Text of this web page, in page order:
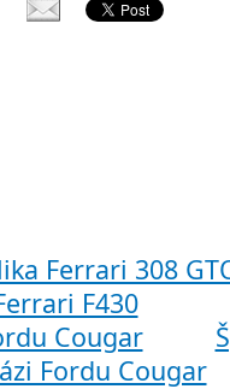
Ferrari 308
Fordu Cougar